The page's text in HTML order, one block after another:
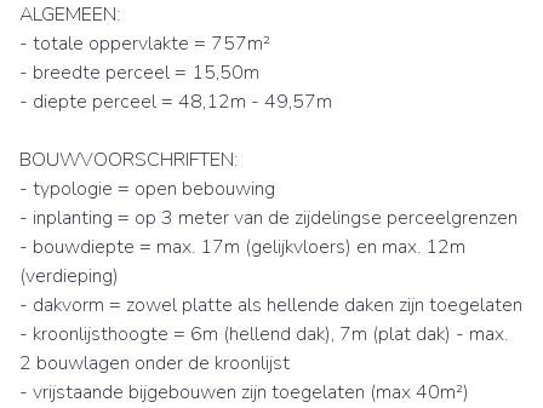
ALGEMEEN:
- totale oppervlakte = 757m²
- breedte perceel = 15,50m
- diepte perceel = 48,12m - 49,57m
BOUWVOORSCHRIFTEN:
- typologie = open bebouwing
- inplanting = op 3 meter van de zijdelingse perceelgrenzen
- bouwdiepte = max. 17m (gelijkvloers) en max. 12m
(verdieping)
- dakvorm = zowel platte als hellende daken zijn toegelaten
- kroonlijsthoogte = 6m (hellend dak), 7m (plat dak) - max.
2 bouwlagen onder de kroonlijst
- vrijstaande bijgebouwen zijn toegelaten (max 40m²)